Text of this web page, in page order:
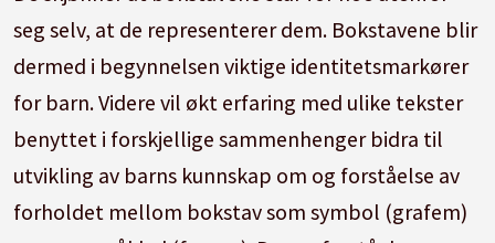
seg selv, at de representerer dem. Bokstavene blir
dermed i begynnelsen viktige identitetsmarkører
for barn. Videre vil økt erfaring med ulike tekster
benyttet i forskjellige sammenhenger bidra til
utvikling av barns kunnskap om og forståelse av
forholdet mellom bokstav som symbol (grafem)